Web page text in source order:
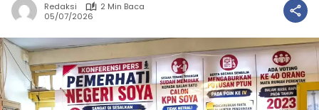
Redaksi
2 Min Baca
05/07/2026